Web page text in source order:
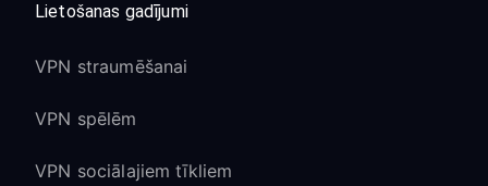
Lietošanas gadījumi
VPN straumēšanai
VPN spēlēm
VPN sociālajiem tīkliem